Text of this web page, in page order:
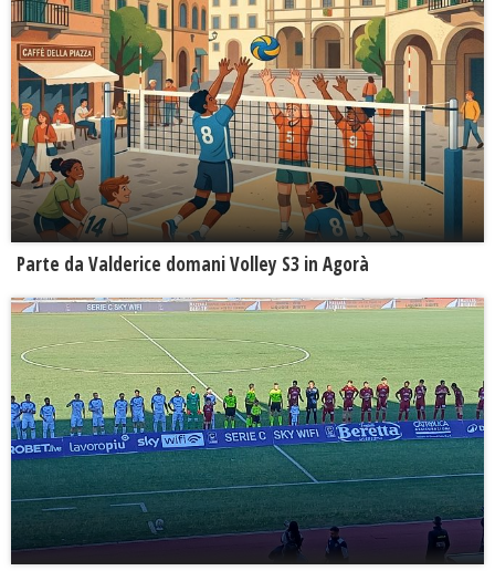
Parte da Valderice domani Volley S3 in Agorà